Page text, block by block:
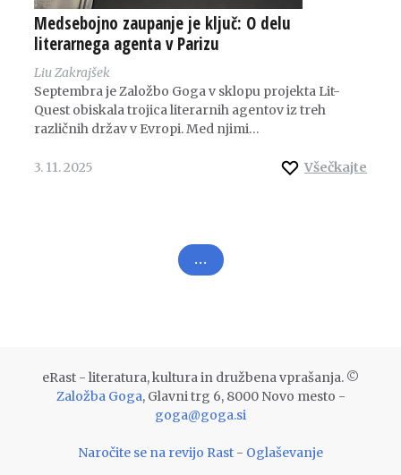
Medsebojno zaupanje je ključ: O delu
literarnega agenta v Parizu
Liu Zakrajšek
Septembra je Založbo Goga v sklopu projekta Lit-
Quest obiskala trojica literarnih agentov iz treh
različnih držav v Evropi. Med njimi…
Všečkajte
3. 11. 2025
...
eRast - literatura, kultura in družbena vprašanja. ©
Založba Goga, Glavni trg 6, 8000 Novo mesto -
goga@goga.si
Naročite se na revijo Rast - Oglaševanje